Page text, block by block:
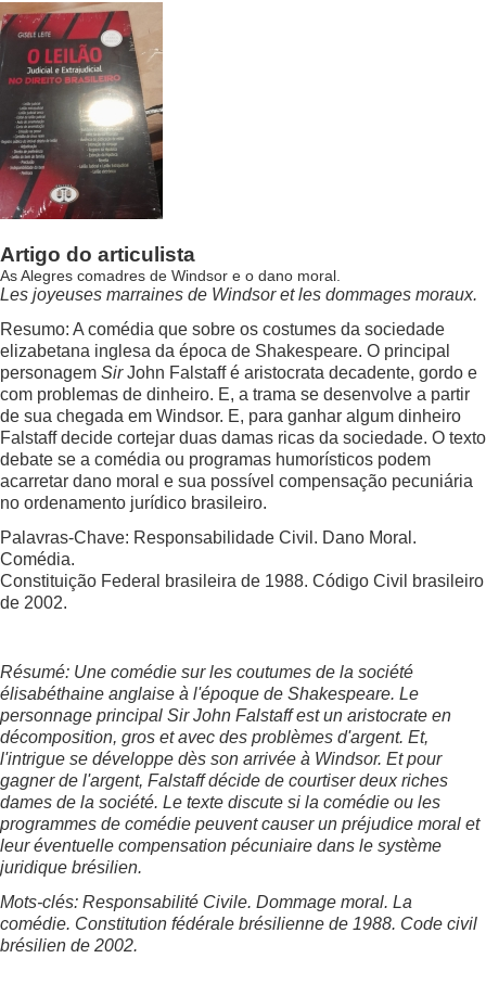
Artigo do articulista
As Alegres comadres de Windsor e o dano moral.
Les joyeuses marraines de Windsor et les dommages moraux.
Resumo: A comédia que sobre os costumes da sociedade
elizabetana inglesa da época de Shakespeare. O principal
personagem SirJohn Falstaff é aristocrata decadente, gordo e
com problemas de dinheiro. E, a trama se desenvolve a partir
de sua chegada em Windsor. E, para ganhar algum dinheiro
Falstaff decide cortejar duas damas ricas da sociedade. O texto
debate se a comédia ou programas humorísticos podem
acarretar dano moral e sua possível compensação pecuniária
no ordenamento jurídico brasileiro.
Palavras-Chave: Responsabilidade Civil. Dano Moral.
Comédia.
Constituição Federal brasileira de 1988. Código Civil brasileiro
de 2002.
Résumé: Une comédie sur les coutumes de la société
élisabéthaine anglaise à l'époque de Shakespeare. Le
personnage principal Sir John Falstaff est un aristocrate en
décomposition, gros et avec des problèmes d'argent. Et,
l'intrigue se développe dès son arrivée à Windsor. Et pour
gagner de l'argent, Falstaff décide de courtiser deux riches
dames de la société. Le texte discute si la comédie ou les
programmes de comédie peuvent causer un préjudice moral et
leur éventuelle compensation pécuniaire dans le système
juridique brésilien.
Mots-clés: Responsabilité Civile. Dommage moral. La
comédie. Constitution fédérale brésilienne de 1988. Code civil
brésilien de 2002.